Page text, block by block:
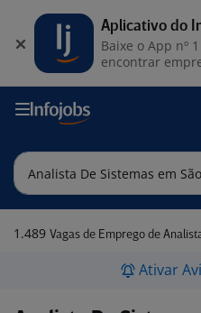
1.489 Vagas de Emprego de Analista de
Ativar
Aplicativo do
Baixe o App nº
encontrar